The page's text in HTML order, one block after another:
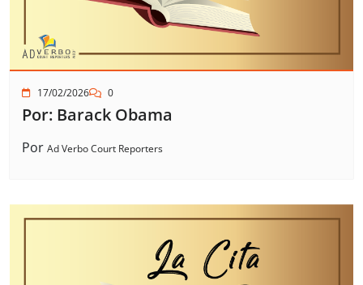
17/02/2026 0
Por: Barack Obama
Por Ad Verbo Court Reporters